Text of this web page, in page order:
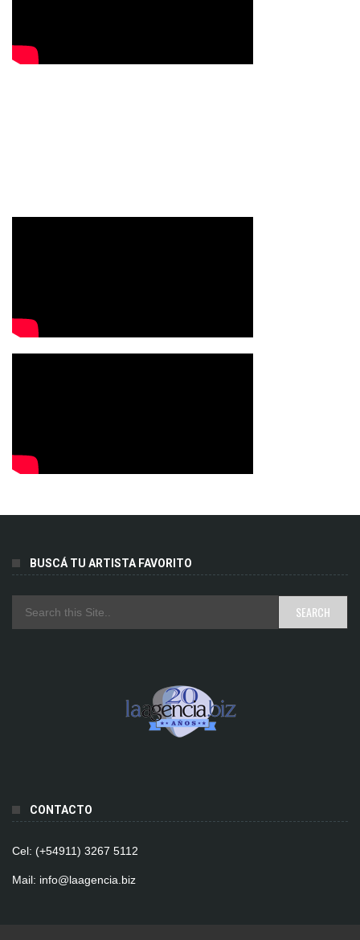
BUSCÁ TU ARTISTA FAVORITO
CONTACTO
Cel: (+54911) 3267 5112
Mail: info@laagencia.biz